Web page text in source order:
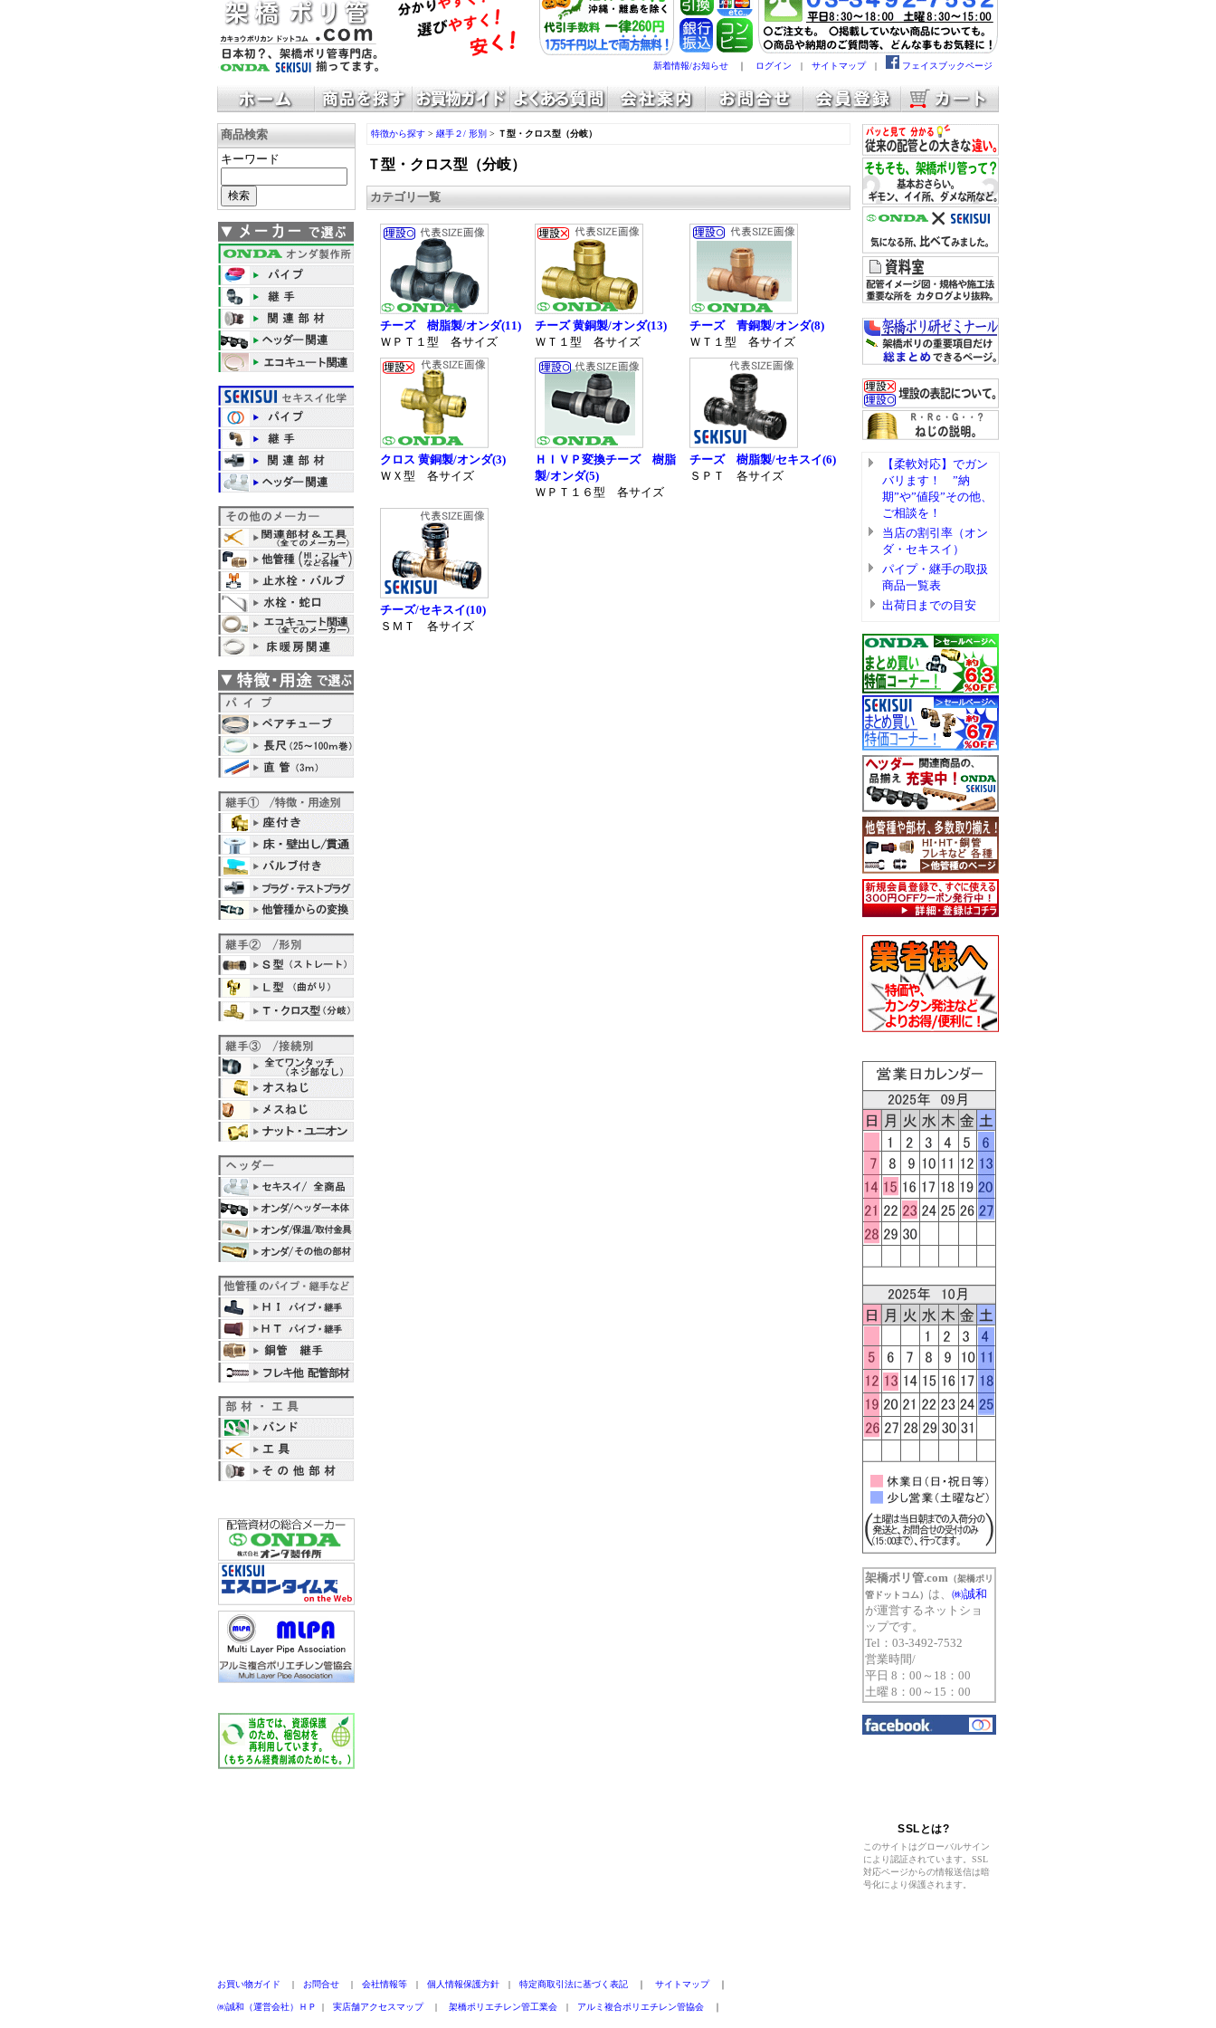
新着情報/お知らせ｜ ログイン | サイトマップ| フェイスブックページ
商品検索
キーワード
特徴から探す> 継手２/ 形別 > Ｔ型・クロス型（分岐）
Ｔ型・クロス型（分岐）
カテゴリ一覧
チーズ 樹脂製/オンダ(11)
ＷＰＴ１型 各サイズ
チーズ 黄銅製/オンダ(13)
ＷＴ１型 各サイズ
チーズ 青銅製/オンダ(8)
ＷＴ１型 各サイズ
クロス 黄銅製/オンダ(3)
ＷＸ型 各サイズ
ＨＩＶＰ変換チーズ 樹脂
製/オンダ(5)
ＷＰＴ１６型 各サイズ
チーズ 樹脂製/セキスイ(6)
ＳＰＴ 各サイズ
チーズ/セキスイ(10)
ＳＭＴ 各サイズ
【柔軟対応】でガン
バリます！ ”納
期”や”値段”その他、
ご相談を！
当店の割引率（オン
ダ・セキスイ）
パイプ・継手の取扱
商品一覧表
出荷日までの目安
架橋ポリ管.com （架橋ポリ
管ドットコム）
は、 ㈱誠和
が運営するネットショ
ップです。
Tel：03-3492-7532
営業時間/
平日 8：00～18：00
土曜 8：00～15：00
SSLとは?
このサイトはグローバルサイン
により認証されています。SSL
対応ページからの情報送信は暗
号化により保護されます。
お買い物ガイド | お問合せ| 会社情報等| 個人情報保護方針| 特定商取引法に基づく表記｜ サイトマップ｜
㈱誠和（運営会社）ＨＰ | 実店舗アクセスマップ| 架橋ポリエチレン管工業会| アルミ複合ポリエチレン管協会｜